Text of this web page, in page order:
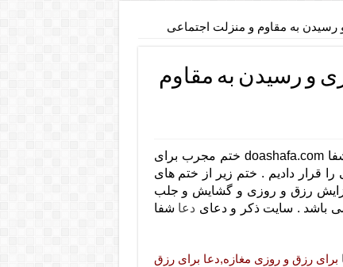
به مقاوم و منزلت اجتماعی
و رسیدن به مقاوم
شفا doashafa.com ختم مجرب برای
قرار دادیم . ختم زیر از ختم های
رزق و روزی و گشایش و جلب
باشد . سایت ذکر و دعای دعا شفا
برای رزق و روزی مغازه,دعا برای رزق